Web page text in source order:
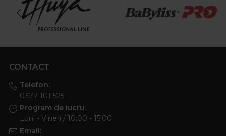
CONTACT
Telefon:
0377 101 525
Program de lucru:
Luni - Vineri / 10:00 - 15:00
Email: